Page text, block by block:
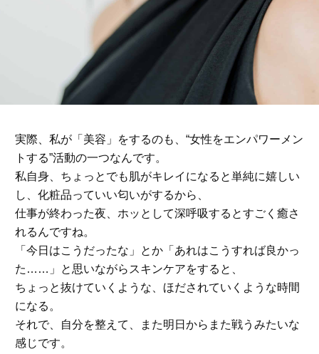
実際、私が「美容」をするのも、“女性をエンパワーメン
トする”活動の一つなんです。
私自身、ちょっとでも肌がキレイになると単純に嬉しい
し、化粧品っていい匂いがするから、
仕事が終わった夜、ホッとして深呼吸するとすごく癒さ
れるんですね。
「今日はこうだったな」とか「あれはこうすれば良かっ
た……」と思いながらスキンケアをすると、
ちょっと抜けていくような、ほだされていくような時間
になる。
それで、自分を整えて、また明日からまた戦うみたいな
感じです。